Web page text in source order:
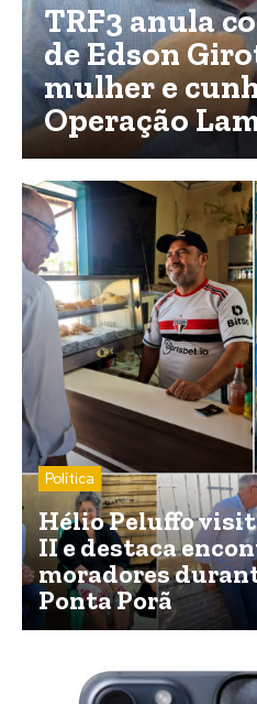
TRF3 anula
de Edson
mulher e
Operação
Política
Hélio Peluffo
II e destaca
moradores
Ponta Porã